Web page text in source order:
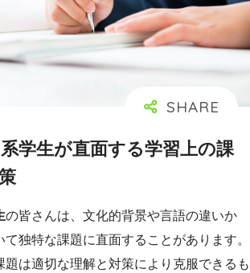
学生が直面する学習上の課
の皆さんは、文化的背景や言語の違いか
独特な課題に直面することがあります。
題は適切な理解と対策により克服できるも